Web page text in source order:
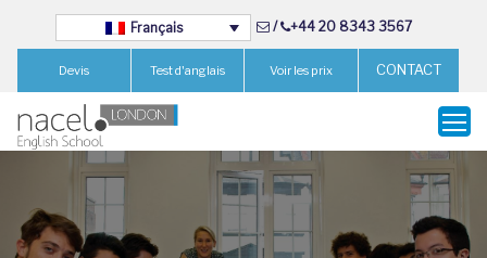
Français / +44 20 8343 3567
Devis Test d'anglais Voir les prix CONTACT